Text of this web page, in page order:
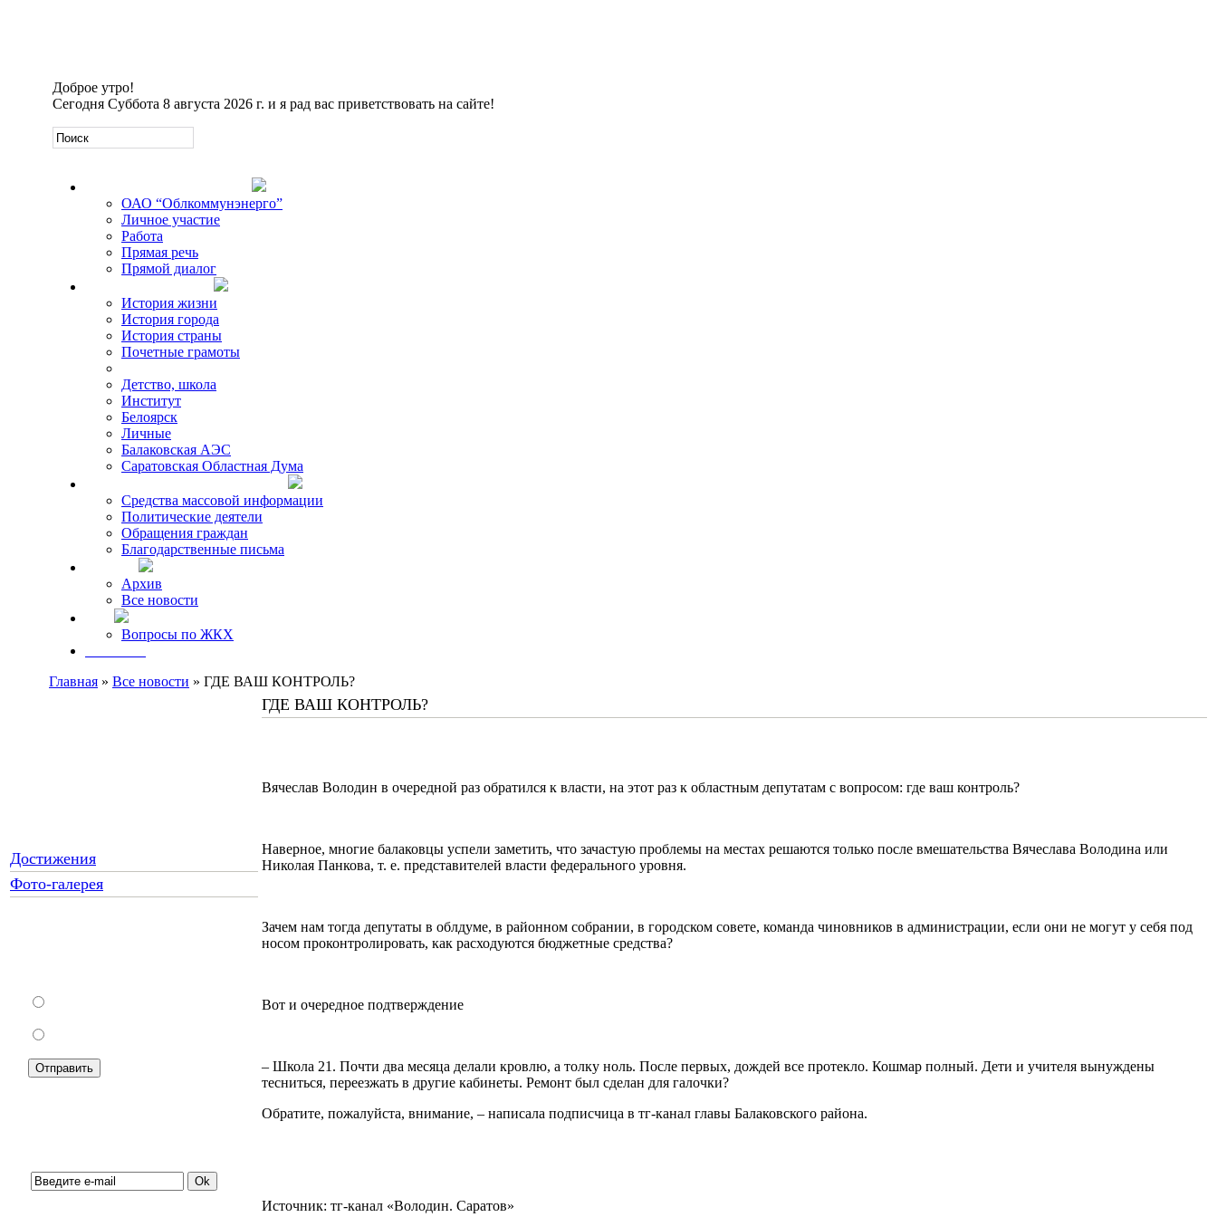
Доброе утро!
Сегодня Суббота 8 августа 2026 г. и я рад вас приветствовать на сайте!
ОАО “Облкоммунэнерго”
Личное участие
Работа
Прямая речь
Прямой диалог
История жизни
История города
История страны
Почетные грамоты
Детство, школа
Институт
Белоярск
Личные
Балаковская АЭС
Саратовская Областная Дума
Средства массовой информации
Политические деятели
Обращения граждан
Благодарственные письма
Архив
Все новости
Вопросы по ЖКХ
Главная » Все новости » ГДЕ ВАШ КОНТРОЛЬ?
Достижения
Фото-галерея
ГДЕ ВАШ КОНТРОЛЬ?
Вячеслав Володин в очередной раз обратился к власти, на этот раз к областным депутатам с вопросом: где ваш контроль?
Наверное, многие балаковцы успели заметить, что зачастую проблемы на местах решаются только после вмешательства Вячеслава Володина или
Николая Панкова, т. е. представителей власти федерального уровня.
Зачем нам тогда депутаты в облдуме, в районном собрании, в городском совете, команда чиновников в администрации, если они не могут у себя под
носом проконтролировать, как расходуются бюджетные средства?
Вот и очередное подтверждение
– Школа 21. Почти два месяца делали кровлю, а толку ноль. После первых, дождей все протекло. Кошмар полный. Дети и учителя вынуждены
тесниться, переезжать в другие кабинеты. Ремонт был сделан для галочки?
Обратите, пожалуйста, внимание, – написала подписчица в тг-канал главы Балаковского района.
Источник: тг-канал «Володин. Саратов»